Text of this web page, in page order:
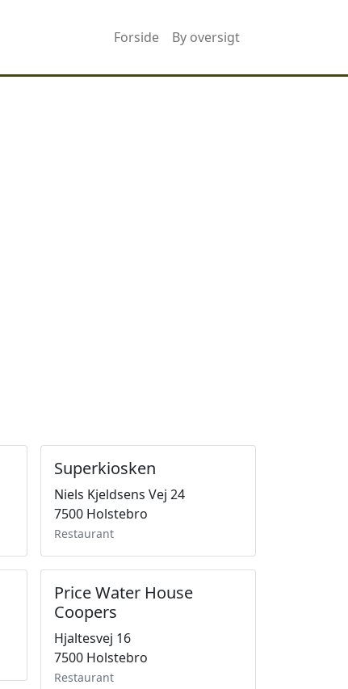
Forside By oversigt
Superkiosken
Niels Kjeldsens Vej 24
7500 Holstebro
Restaurant
Price Water House
Coopers
Hjaltesvej 16
7500 Holstebro
Restaurant